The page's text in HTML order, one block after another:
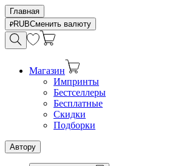
Главная
RUBСменить валюту
Магазин
Импринты
Бестселлеры
Бесплатные
Скидки
Подборки
Автору